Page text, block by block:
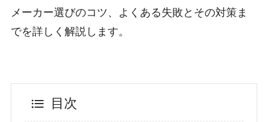
メーカー選びのコツ、よくある失敗とその対策ま
でを詳しく解説します。
目次